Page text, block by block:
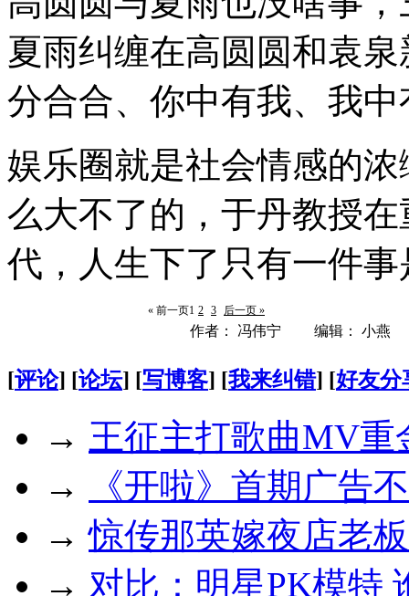
夏雨纠缠在高圆圆和袁
分合合、你中有我、我
娱乐圈就是社会情感的
么大不了的，于丹教授
代，人生下了只有一件
« 前一页1 2 3 后一页 »
作者： 冯伟宁 编辑： 小燕
[评论] [论坛] [写博客] [我来纠错] [好友分
→ 王征主打歌曲MV重
→
《开啦》首期广告
→惊传那英嫁夜店老
→ 对比：明星PK模特